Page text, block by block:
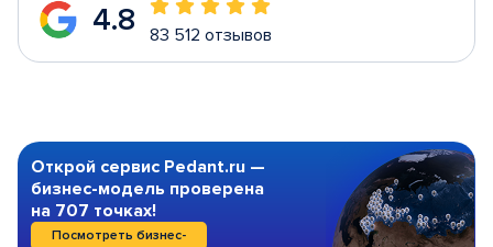
4.8 83 512 отзывов
Открой сервис Pedant.ru —
бизнес-модель проверена
на 707 точках!
Посмотреть бизнес-